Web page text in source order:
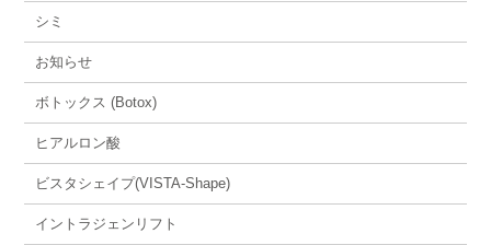
シミ
お知らせ
ボトックス (Botox)
ヒアルロン酸
ビスタシェイプ(VISTA-Shape)
イントラジェンリフト